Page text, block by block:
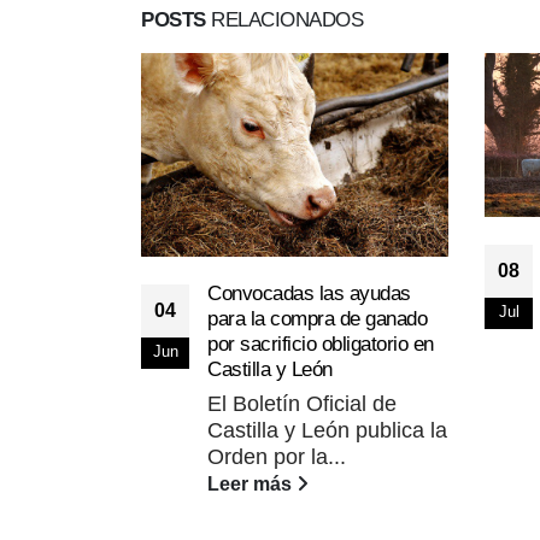
POSTSRELACIONADOS
04
Jun
Convocadas las ayudas
para la compra de ganado
por sacrificio obligatorio en
Castilla y León
El Boletín Oficial de
Castilla y León publica la
Orden por la...
Leer más
08
Jul